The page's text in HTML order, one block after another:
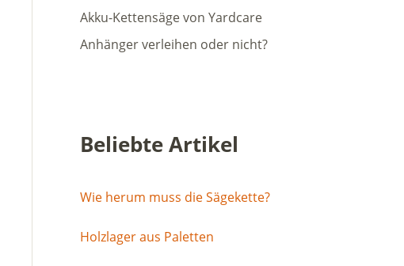
Akku-Kettensäge von Yardcare
Anhänger verleihen oder nicht?
Beliebte Artikel
Wie herum muss die Sägekette?
Holzlager aus Paletten